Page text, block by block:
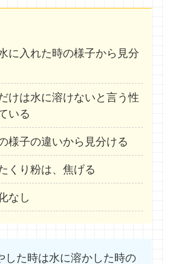
に入れた時の様子から見分
けは水に溶けないと言う性
いる
様子の違いから見分ける
くり粉は、焦げる
なし
した時は水に溶かした時の